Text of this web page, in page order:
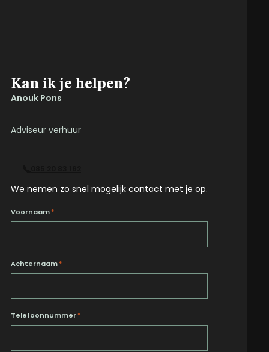
Kan ik je helpen?
Anouk Pons
Adviseur verhuur
We nemen zo snel mogelijk contact met je op.
Voornaam*
Achternaam*
Telefoonnummer*